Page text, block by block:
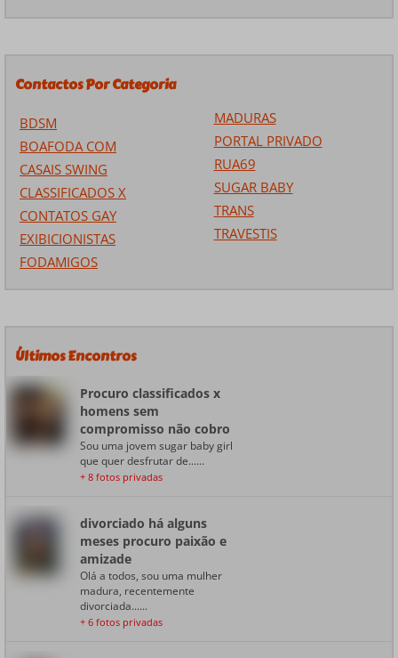
Contactos Por Categoria
BDSM
BOAFODA COM
CASAIS SWING
CLASSIFICADOS X
CONTATOS GAY
EXIBICIONISTAS
FODAMIGOS
MADURAS
PORTAL PRIVADO
RUA69
SUGAR BABY
TRANS
TRAVESTIS
Últimos Encontros
Procuro classificados x
homens sem
compromisso não cobro
Sou uma jovem sugar baby girl
que quer desfrutar de......
+ 8 fotos privadas
divorciado há alguns
meses procuro paixão e
amizade
Olá a todos, sou uma mulher
madura, recentemente
divorciada......
+ 6 fotos privadas